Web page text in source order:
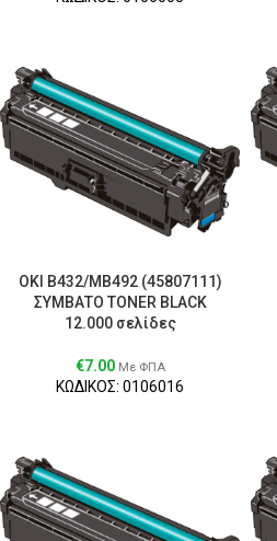
OKI B432/MB492 (45807111)
ΣΥΜΒΑΤΟ TONER BLACK
12.000 σελίδες
€7.00 Με ΦΠΑ
ΚΩΔΙΚΟΣ: 0106016